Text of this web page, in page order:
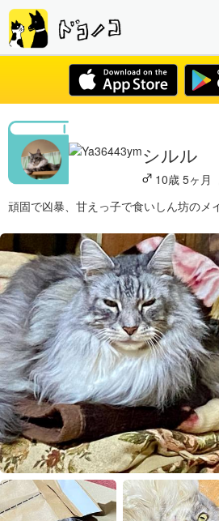
シルル
10歳 5ヶ月
頑固で凶暴、甘えっ子で食いしん坊のメ